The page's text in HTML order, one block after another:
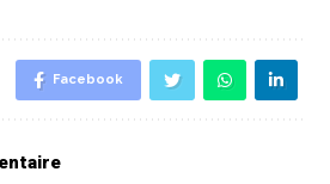
Facebook